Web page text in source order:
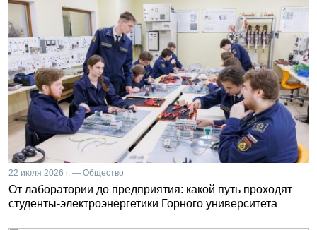
22 июля 2026 г. — Общество
От лаборатории до предприятия: какой путь проходят
студенты-электроэнергетики Горного университета